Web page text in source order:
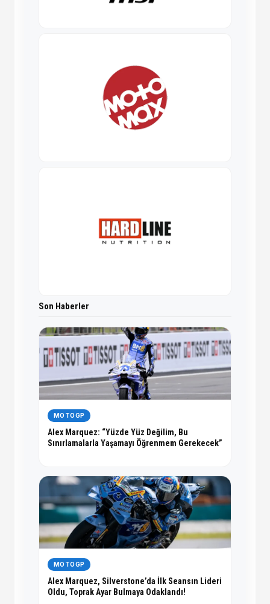
Son Haberler
MOTOGP
Alex Marquez: “Yüzde Yüz Değilim, Bu
Sınırlamalarla Yaşamayı Öğrenmem Gerekecek”
MOTOGP
Alex Marquez, Silverstone’da İlk Seansın Lideri
Oldu, Toprak Ayar Bulmaya Odaklandı!